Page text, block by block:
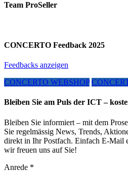
Team ProSeller
CONCERTO Feedback 2025
Feedbacks anzeigen
CONCERTO WEBSHOP
Bleiben Sie am Puls der ICT –
Bleiben Sie informiert – mit dem
Sie regelmässig News, Trends,
direkt in Ihr Postfach. Einfach E-Mail
wir freuen uns auf Sie!
Anrede *